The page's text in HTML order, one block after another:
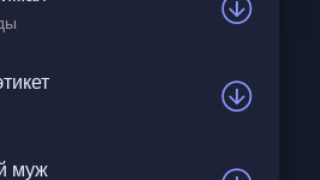
муж